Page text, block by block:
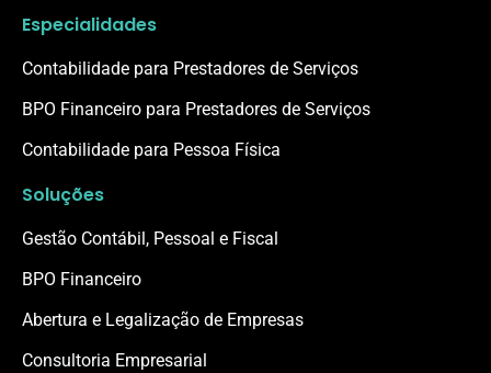
Especialidades
Contabilidade para Prestadores de Serviços
BPO Financeiro para Prestadores de Serviços
Contabilidade para Pessoa Física
Soluções
Gestão Contábil, Pessoal e Fiscal
BPO Financeiro
Abertura e Legalização de Empresas
Consultoria Empresarial